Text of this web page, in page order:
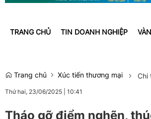
TRANG CHỦ TIN DOANH NGHIỆP
Trang chủ Xúc tiến thương mại Chi
Thứ hai, 23/06/2025 10:41
Tháo gỡ điểm nghẽn,